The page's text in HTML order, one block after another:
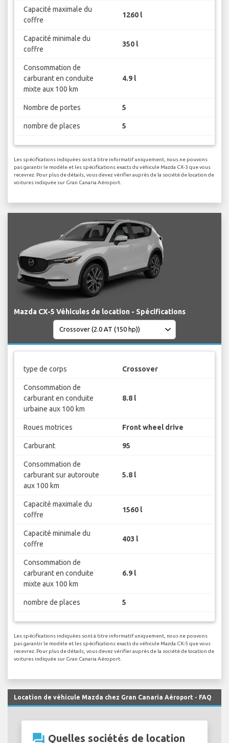
Capacité maximale du
coffre
1260 l
Capacité minimale du
coffre
350 l
Consommation de
carburant en conduite
mixte aux 100 km
4.9 l
Nombre de portes 5
nombre de places 5
Les spécifications indiquées sont à titre informatif uniquement, nous ne pouvons
pas garantir le modèle et les spécifications exacts du véhicule Mazda CX-3 que vous
recevrez. Pour plus de détails, vous devez vérifier auprès de la société de location de
voitures indiquée sur Gran Canaria Aéroport.
Mazda CX-5 Véhicules de location - Spécifications
type de corps Crossover
Consommation de
carburant en conduite
urbaine aux 100 km
8.8 l
Roues motrices Front wheel drive
Carburant 95
Consommation de
carburant sur autoroute
aux 100 km
5.8 l
Capacité maximale du
coffre
1560 l
Capacité minimale du
coffre
403 l
Consommation de
carburant en conduite
mixte aux 100 km
6.9 l
nombre de places 5
Les spécifications indiquées sont à titre informatif uniquement, nous ne pouvons
pas garantir le modèle et les spécifications exacts du véhicule Mazda CX-5 que vous
recevrez. Pour plus de détails, vous devez vérifier auprès de la société de location de
voitures indiquée sur Gran Canaria Aéroport.
Location de véhicule Mazda chez Gran Canaria Aéroport - FAQ
question_answer Quelles sociétés de location